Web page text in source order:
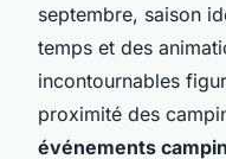
septembre, saison
temps et des
incontournables
proximité des
événements